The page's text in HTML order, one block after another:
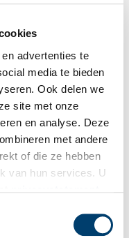
advertenties te
media te bieden
Ook delen we
site met onze
en analyse. Deze
met andere
of die ze hebben
van hun services. U
aan de fantasie van
Mary Mapes Dodge.
Archief op deze
niet de jongen die
een anonieme
komt Hans Brinker